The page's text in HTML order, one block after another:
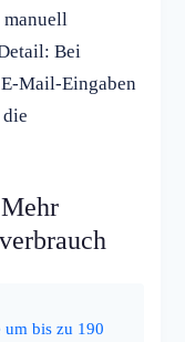
Bei
Mail-Eingaben
bis zu 190